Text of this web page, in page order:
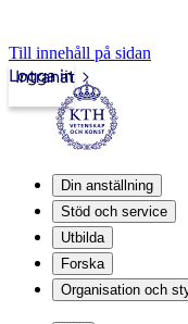
Till innehåll på sidan
Intranät
Logga in
Din anställning
Stöd och service
Utbilda
Forska
Organisation och